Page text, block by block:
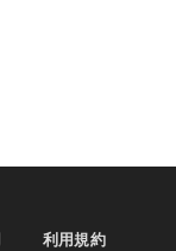
利用規約